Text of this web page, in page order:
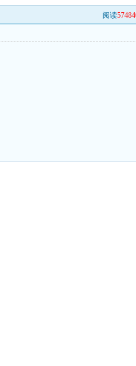
阅读